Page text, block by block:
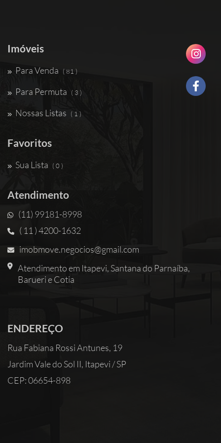
Imóveis
Para Venda ( 81 )
Para Permuta ( 3 )
Nossas Listas ( 1 )
Favoritos
Sua Lista ( 0 )
Atendimento
(11) 99181-8998
( 11 ) 4200-1632
imobmove.negocios@gmail.com
Atendimento em Itapevi, Santana do Parnaíba,
Barueri e Cotia
ENDEREÇO
Rua Fabiana Rossi Antunes, 19
Jardim Vale do Sol II, Itapevi / SP
CEP: 06654-898